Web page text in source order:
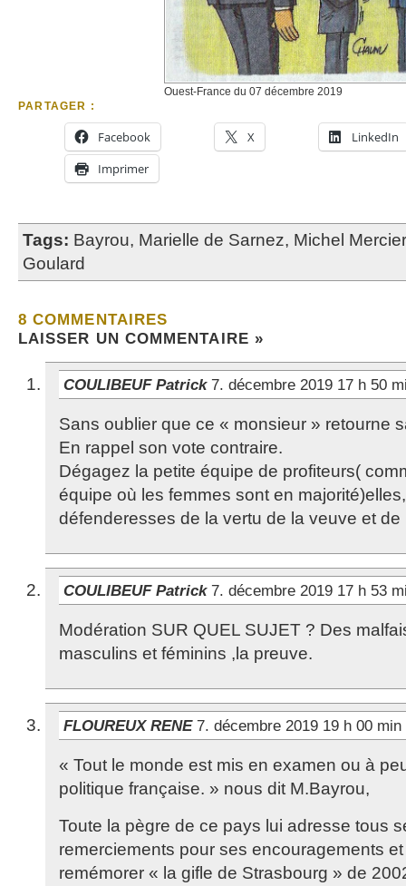
Ouest-France du 07 décembre 2019
PARTAGER :
Facebook X
LinkedIn
Imprimer
Tags: Bayrou, Marielle de Sarnez, Michel Mercier
Goulard
8 COMMENTAIRES
LAISSER UN COMMENTAIRE »
COULIBEUF Patrick 7. décembre 2019 17 h 50
Sans oublier que ce « monsieur » retourne
En rappel son vote contraire.
Dégagez la petite équipe de profiteurs(
équipe où les femmes sont en
défenderesses de la vertu de la veuve et
COULIBEUF Patrick 7. décembre 2019 17 h 53
Modération SUR QUEL SUJET ? Des
masculins et féminins ,la preuve.
FLOUREUX RENE 7. décembre 2019 19 h 00 min
« Tout le monde est mis en examen ou à
politique française. » nous dit M.Bayrou,
Toute la pègre de ce pays lui adresse tous
remerciements pour ses encouragements
remémorer « la gifle de Strasbourg » de